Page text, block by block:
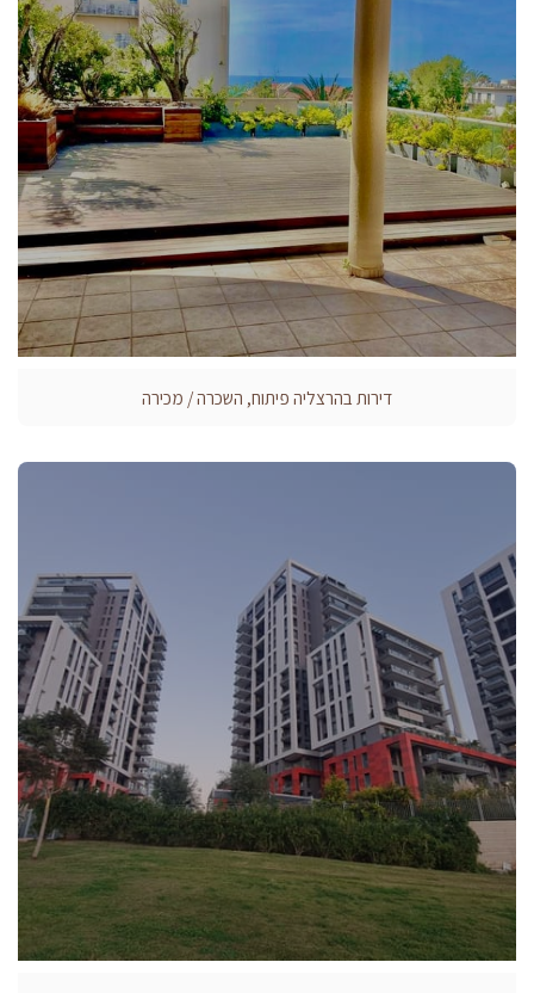
דירות בהרצליה פיתוח, השכרה / מכירה